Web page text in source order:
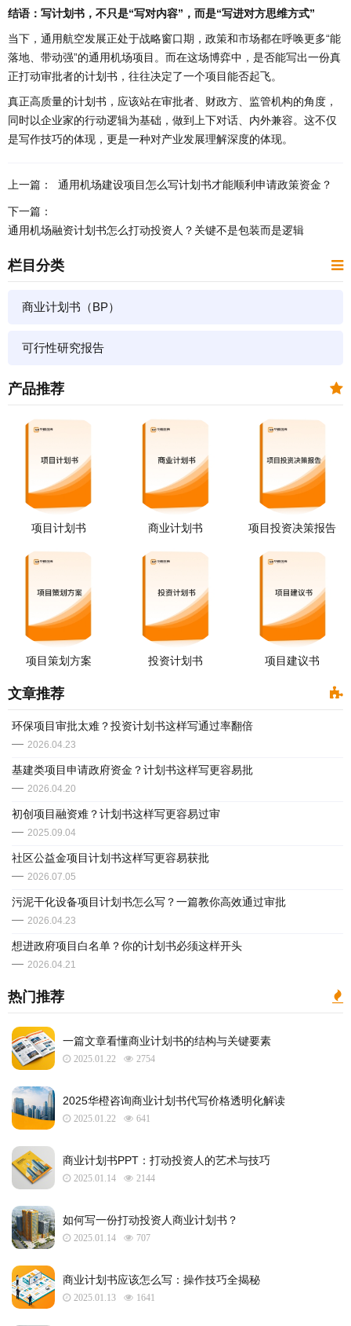
结语：写计划书，不只是“写对内容”，而是“写进对方思维方式”
当下，通用航空发展正处于战略窗口期，政策和市场都在呼唤更多“能
落地、带动强”的通用机场项目。而在这场博弈中，是否能写出一份真
正打动审批者的计划书，往往决定了一个项目能否起飞。
真正高质量的计划书，应该站在审批者、财政方、监管机构的角度，
同时以企业家的行动逻辑为基础，做到上下对话、内外兼容。这不仅
是写作技巧的体现，更是一种对产业发展理解深度的体现。
上一篇： 通用机场建设项目怎么写计划书才能顺利申请政策资金？
下一篇：
通用机场融资计划书怎么打动投资人？关键不是包装而是逻辑
栏目分类
商业计划书（BP）
可行性研究报告
产品推荐
项目计划书 商业计划书 项目投资决策报告
项目策划方案 投资计划书 项目建议书
文章推荐
​环保项目审批太难？投资计划书这样写通过率翻倍
2026.04.23
​基建类项目申请政府资金？计划书这样写更容易批
2026.04.20
初创项目融资难？计划书这样写更容易过审
2025.09.04
社区公益金项目计划书这样写更容易获批
2026.07.05
​污泥干化设备项目计划书怎么写？一篇教你高效通过审批
2026.04.23
想进政府项目白名单？你的计划书必须这样开头
2026.04.21
热门推荐
一篇文章看懂商业计划书的结构与关键要素
2025.01.22 2754
2025华橙咨询商业计划书代写价格透明化解读
2025.01.22 641
​商业计划书PPT：打动投资人的艺术与技巧
2025.01.14 2144
如何写一份打动投资人商业计划书？
2025.01.14 707
商业计划书应该怎么写：操作技巧全揭秘
2025.01.13 1641